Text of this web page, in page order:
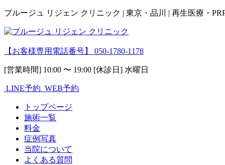
プルージュ リジェン クリニック | 東京・品川 | 再生医療・
【お客様専用電話番号】 050-1780-1178
[営業時間] 10:00 〜 19:00 [休診日] 水曜日
LINE予約 WEB予約
トップページ
施術一覧
料金
症例写真
当院について
よくある質問